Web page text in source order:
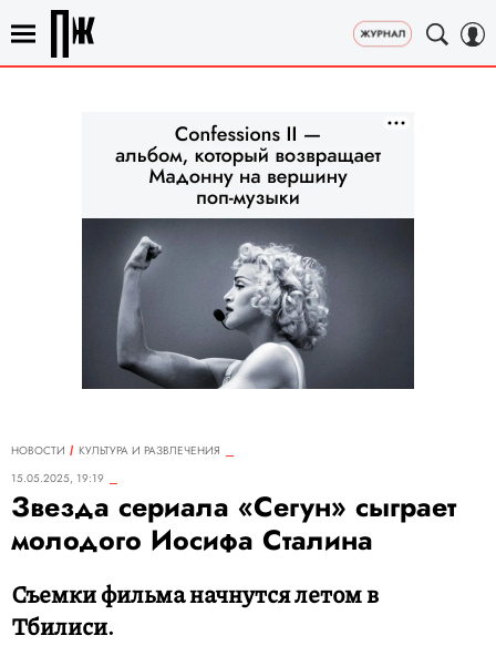
НОВОСТИ
КУЛЬТУРА И РАЗВЛЕЧЕНИЯ
15.05.2025, 19:19
Звезда сериала «Сегун» сыграет
молодого Иосифа Сталина
Съемки фильма начнутся летом в
Тбилиси.